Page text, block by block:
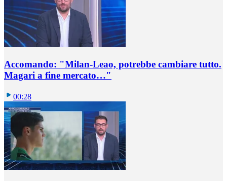
Accomando: "Milan-Leao, potrebbe cambiare tutto.
Magari a fine mercato…"
00:28